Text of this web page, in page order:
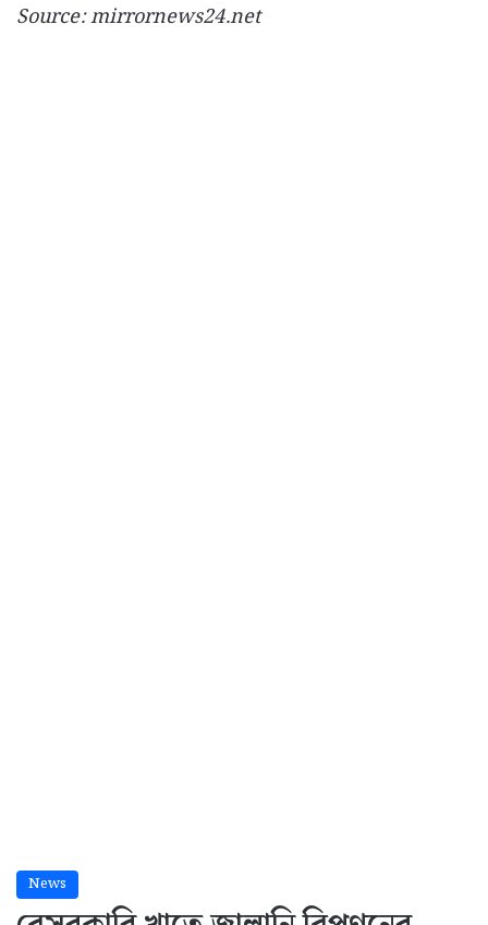
Source: mirrornews24.net